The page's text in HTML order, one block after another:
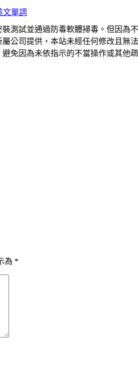
文單詞
測試並通過防毒軟體掃毒。但因
公司提供，本站未經任何修改且
免因為未依指示的不當操作或其
為 *